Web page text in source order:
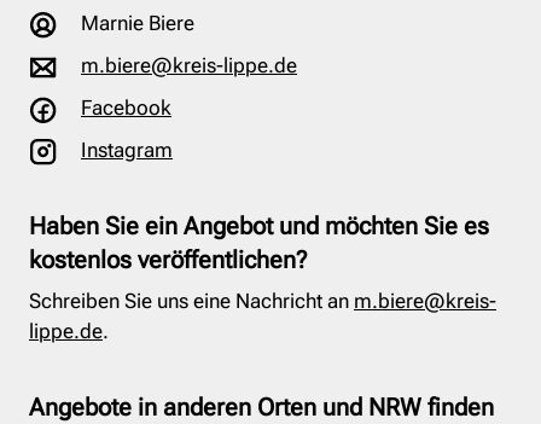
Marnie Biere
m.biere@kreis-lippe.de
Facebook
Instagram
Haben Sie ein Angebot und möchten Sie es
kostenlos veröffentlichen?
Schreiben Sie uns eine Nachricht an m.biere@kreis-
lippe.de.
Angebote in anderen Orten und NRW finden